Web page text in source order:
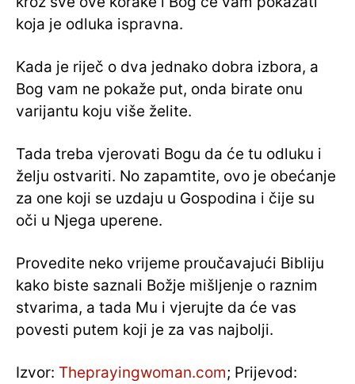
koja je odluka ispravna.
Kada je riječ o dva jednako dobra izbora, a
Bog vam ne pokaže put, onda birate onu
varijantu koju više želite.
Tada treba vjerovati Bogu da će tu odluku i
želju ostvariti. No zapamtite, ovo je obećanje
za one koji se uzdaju u Gospodina i čije su
oči u Njega uperene.
Provedite neko vrijeme proučavajući Bibliju
kako biste saznali Božje mišljenje o raznim
stvarima, a tada Mu i vjerujte da će vas
povesti putem koji je za vas najbolji.
Izvor: Theprayingwoman.com; Prijevod: